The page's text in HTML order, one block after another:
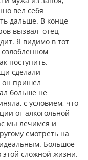
вел себя
дальше. В конце
вызвал отец
Я видимо в тот
поступить.
сделали
он пришел
больше не
с условием, что
от алкогольной
мы лечимся и
смотреть на
Большое
этой сложной жизни.